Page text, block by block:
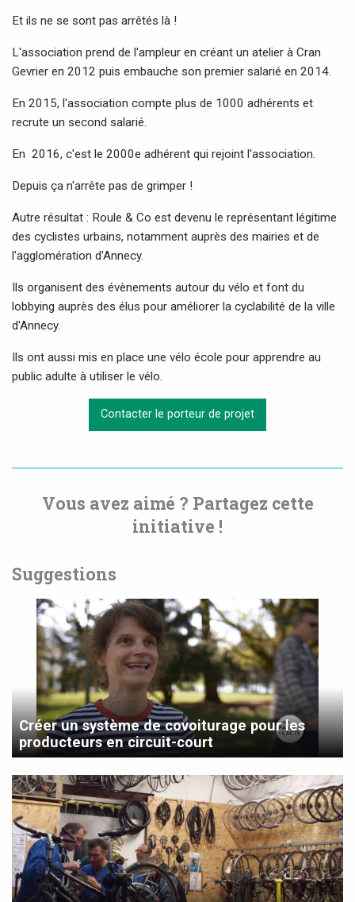
Et ils ne se sont pas arrêtés là !
L'association prend de l'ampleur en créant un atelier à Cran
Gevrier en 2012 puis embauche son premier salarié en 2014.
En 2015, l'association compte plus de 1000 adhérents et
recrute un second salarié.
En 2016, c'est le 2000e adhérent qui rejoint l'association.
Depuis ça n'arrête pas de grimper !
Autre résultat : Roule & Co est devenu le représentant légitime
des cyclistes urbains, notamment auprès des mairies et de
l'agglomération d'Annecy.
Ils organisent des évènements autour du vélo et font du
lobbying auprès des élus pour améliorer la cyclabilité de la ville
d'Annecy.
Ils ont aussi mis en place une vélo école pour apprendre au
public adulte à utiliser le vélo.
Contacter le porteur de projet
Vous avez aimé ? Partagez cette
initiative !
Suggestions
Créer un système de covoiturage pour les
producteurs en circuit-court